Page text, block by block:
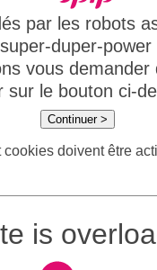
par les robots
duper-power
vous demander
sur le bouton ci-
Continuer >
cookies doivent être
is